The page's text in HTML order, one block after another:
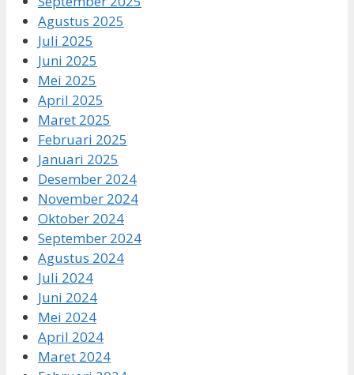
Agustus 2025
Juli 2025
Juni 2025
Mei 2025
April 2025
Maret 2025
Februari 2025
Januari 2025
Desember 2024
November 2024
Oktober 2024
September 2024
Agustus 2024
Juli 2024
Juni 2024
Mei 2024
April 2024
Maret 2024